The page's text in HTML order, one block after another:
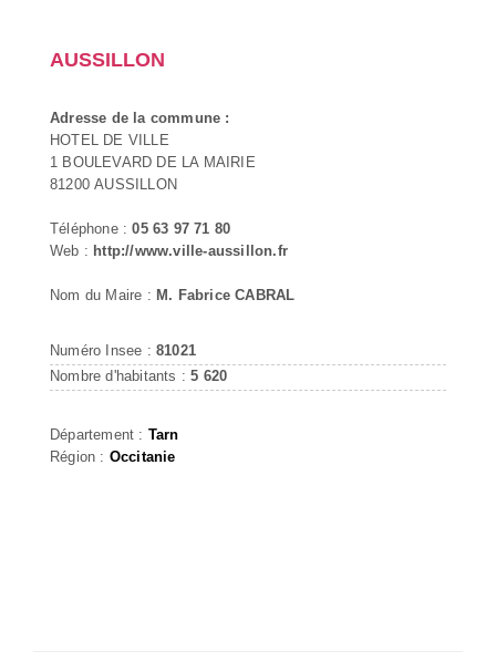
AUSSILLON
Adresse de la commune :
HOTEL DE VILLE
1 BOULEVARD DE LA MAIRIE
81200 AUSSILLON
Téléphone :05 63 97 71 80
Web : http://www.ville-aussillon.fr
Nom du Maire : M. Fabrice CABRAL
Numéro Insee : 81021
Nombre d'habitants :5 620
Département : Tarn
Région : Occitanie